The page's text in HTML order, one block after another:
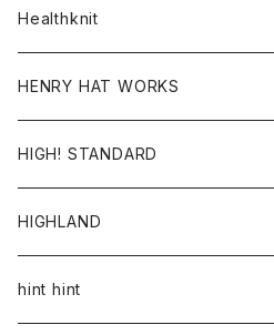
コート
パンツ
Healthknit
HENRY HAT WORKS
帽子
HIGH! STANDARD
アウター
ジャケット
トップス
HIGHLAND
帽子
hint hint